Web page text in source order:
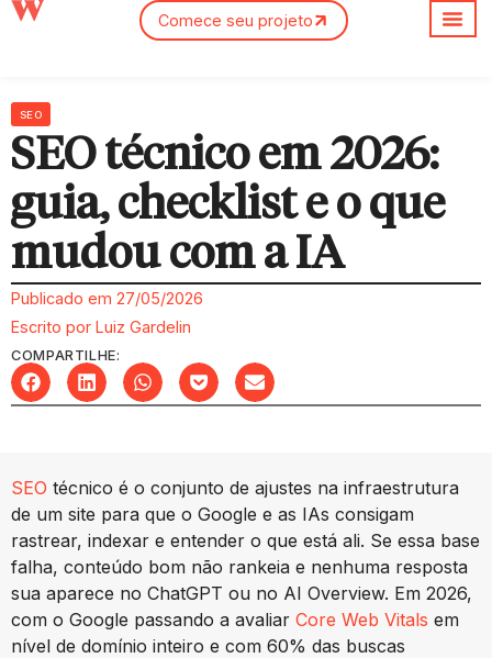
Comece seu projeto
SEO
SEO técnico em 2026:
guia, checklist e o que
mudou com a IA
Publicado em 27/05/2026
Escrito por Luiz Gardelin
COMPARTILHE:
SEO técnico é o conjunto de ajustes na infraestrutura
de um site para que o Google e as IAs consigam
rastrear, indexar e entender o que está ali. Se essa base
falha, conteúdo bom não rankeia e nenhuma resposta
sua aparece no ChatGPT ou no AI Overview. Em 2026,
com o Google passando a avaliar Core Web Vitals em
nível de domínio inteiro e com 60% das buscas